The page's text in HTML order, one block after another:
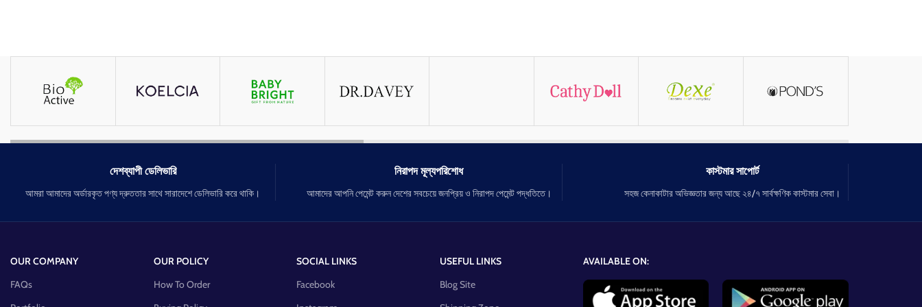
দেশব্যাপী ডেলিভারি
আমরা আমাদের অর্ডারকৃত পণ্য দ্রুততার সাথে সারাদেশে ডেলিভারি করে থাকি।
নিরাপদ মূল্যপরিশোধ
আমাদের আপনি পেমেন্ট করুন দেশের সবচেয়ে জনপ্রিয় ও নিরাপদ পেমেন্ট পদ্ধতিতে।
কাস্টমার সাপোর্ট
সহজ কেনাকাটার অভিজ্ঞতার জন্য আছে ২৪/৭ সার্বক্ষণিক কাস্টমার সেবা।
OUR COMPANY
FAQs
OUR POLICY
How To Order
SOCIAL LINKS
Facebook
USEFUL LINKS
Blog Site
AVAILABLE ON: